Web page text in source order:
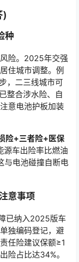
)
种
险。2025年交强
住城市调整。例
，二三线城市可
整合涉水险、自
意电池护板加装
险+三者险+医保
车出险率比燃油
与电池碰撞自断电
意事项
已纳入2025版车
独编码登记，避
任险建议保额≥1
险占比达34%。